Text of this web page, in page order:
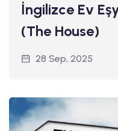
İngilizce Ev
(The House)
28 Sep, 2025